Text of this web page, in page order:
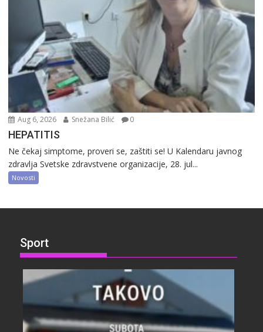
Aug 6, 2026 Snežana Bilić 0
HEPATITIS
Ne čekaj simptome, proveri se, zaštiti se! U Kalendaru javnog
zdravlja Svetske zdravstvene organizacije, 28. jul...
Novosti
Sport